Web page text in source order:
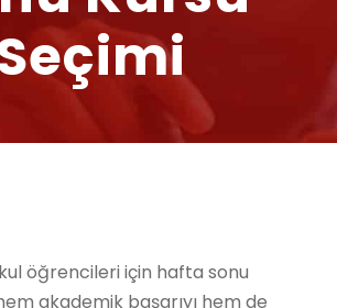
öğrencileri için hafta sonu
akademik başarıyı hem de